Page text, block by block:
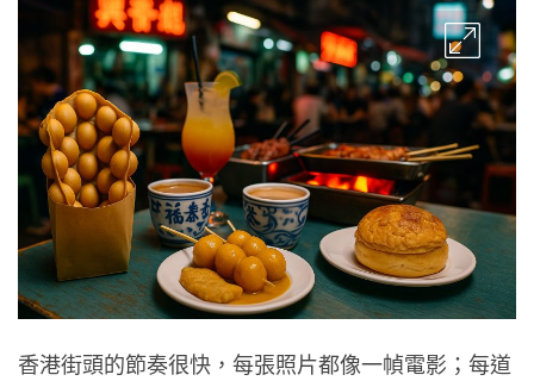
香港街頭的節奏很快，每張照片都像一幀電影；每道